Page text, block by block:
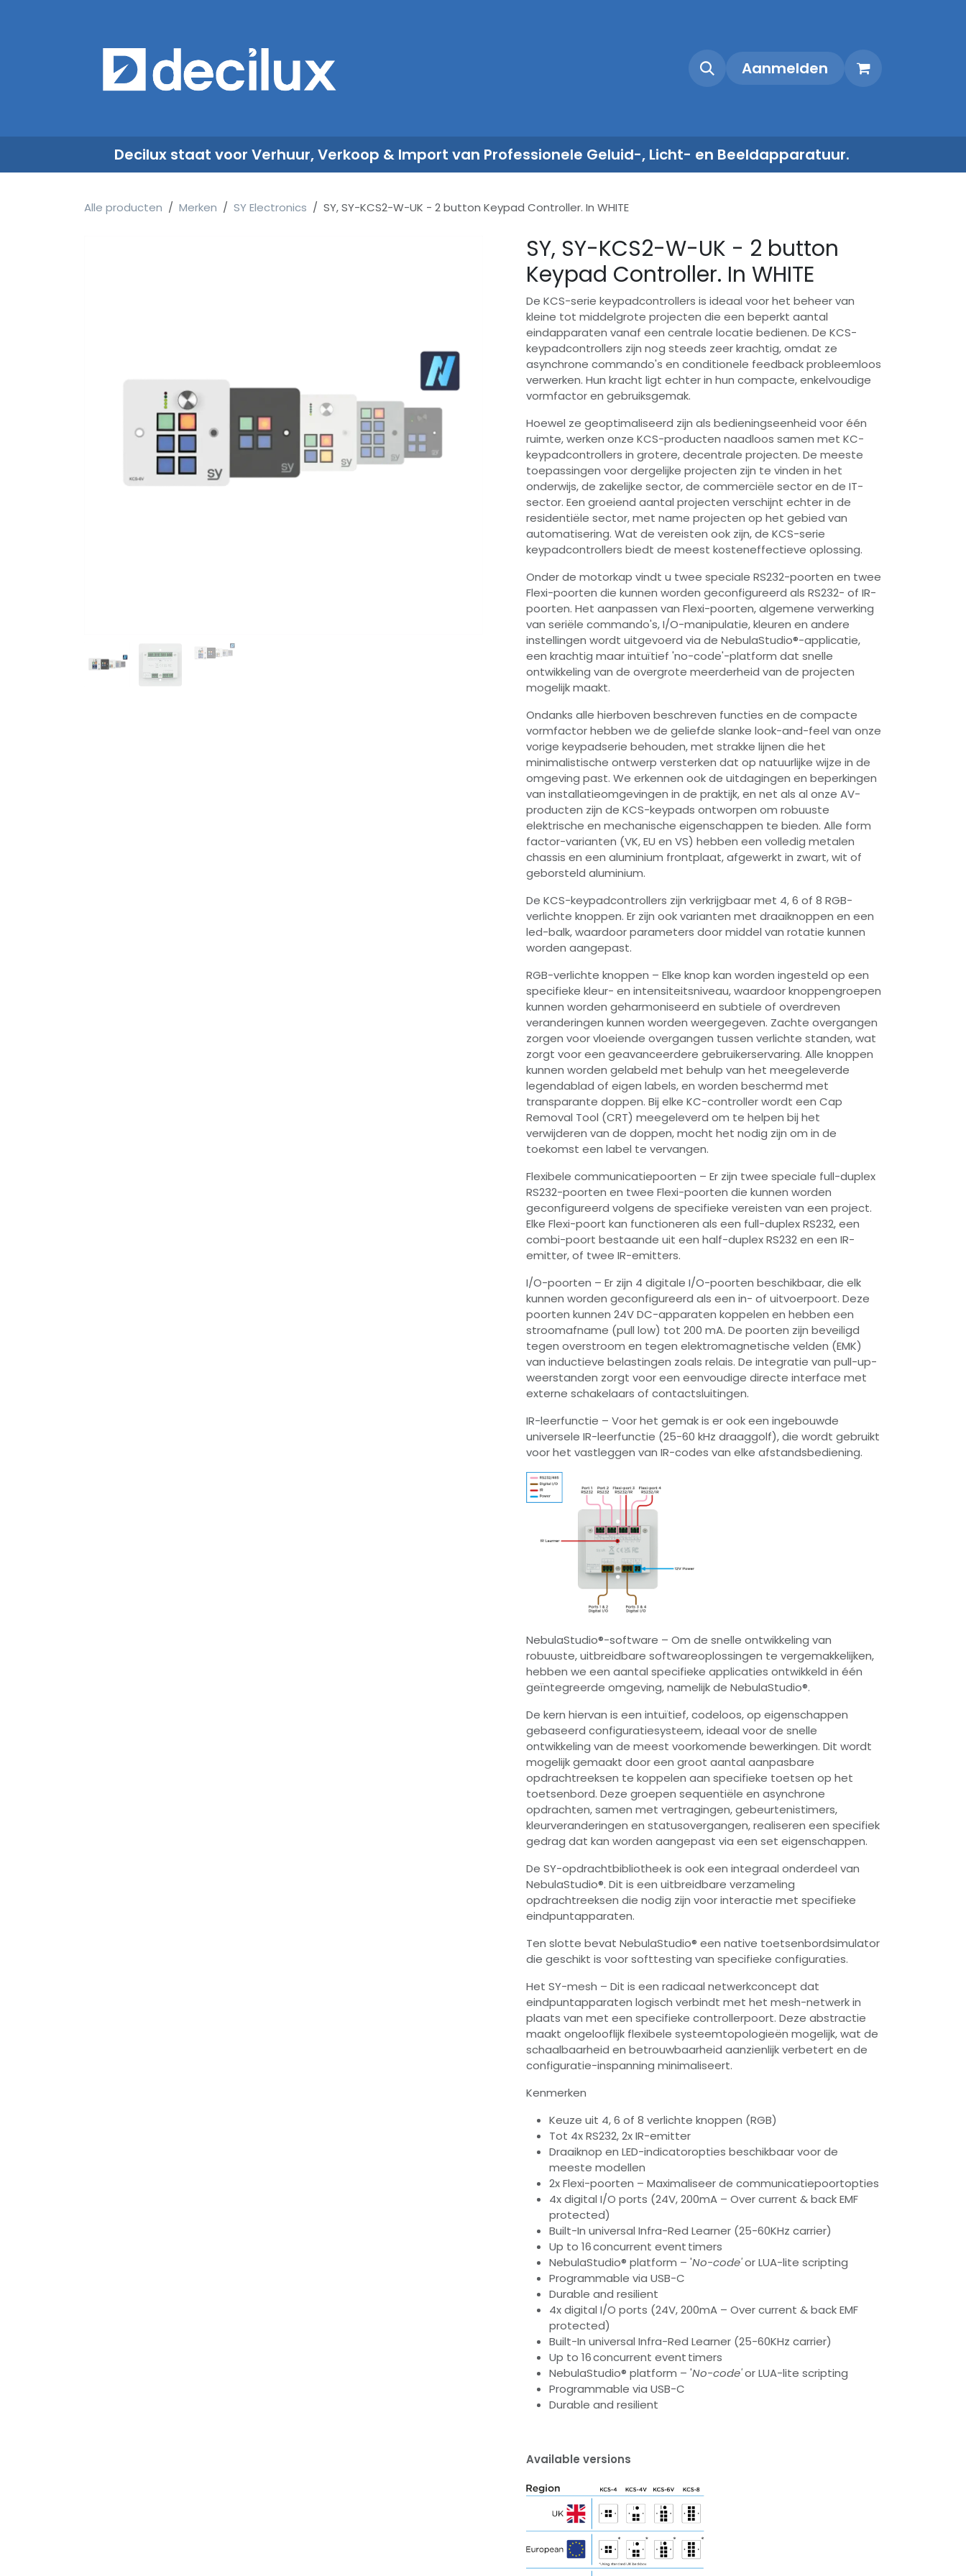
ContactAanmelden
Decilux staat voor Verhuur, Verkoop & Import van Professionele Geluid-, Licht- en Beeldapparatuur.
Alle producten Merken SY Electronics SY, SY-KCS2-W-UK - 2 button Keypad Controller. In WHITE
SY, SY-KCS2-W-UK - 2 button
Keypad Controller. In WHITE
De KCS-serie keypadcontrollers is ideaal voor het beheer van
kleine tot middelgrote projecten die een beperkt aantal
eindapparaten vanaf een centrale locatie bedienen. De KCS-
keypadcontrollers zijn nog steeds zeer krachtig, omdat ze
asynchrone commando's en conditionele feedback probleemloos
verwerken. Hun kracht ligt echter in hun compacte, enkelvoudige
vormfactor en gebruiksgemak.
Hoewel ze geoptimaliseerd zijn als bedieningseenheid voor één
ruimte, werken onze KCS-producten naadloos samen met KC-
keypadcontrollers in grotere, decentrale projecten. De meeste
toepassingen voor dergelijke projecten zijn te vinden in het
onderwijs, de zakelijke sector, de commerciële sector en de IT-
sector. Een groeiend aantal projecten verschijnt echter in de
residentiële sector, met name projecten op het gebied van
automatisering. Wat de vereisten ook zijn, de KCS-serie
keypadcontrollers biedt de meest kosteneffectieve oplossing.
Onder de motorkap vindt u twee speciale RS232-poorten en twee
Flexi-poorten die kunnen worden geconfigureerd als RS232- of IR-
poorten. Het aanpassen van Flexi-poorten, algemene verwerking
van seriële commando's, I/O-manipulatie, kleuren en andere
instellingen wordt uitgevoerd via de NebulaStudio®-applicatie,
een krachtig maar intuïtief 'no-code'-platform dat snelle
ontwikkeling van de overgrote meerderheid van de projecten
mogelijk maakt.
Ondanks alle hierboven beschreven functies en de compacte
vormfactor hebben we de geliefde slanke look-and-feel van onze
vorige keypadserie behouden, met strakke lijnen die het
minimalistische ontwerp versterken dat op natuurlijke wijze in de
omgeving past. We erkennen ook de uitdagingen en beperkingen
van installatieomgevingen in de praktijk, en net als al onze AV-
producten zijn de KCS-keypads ontworpen om robuuste
elektrische en mechanische eigenschappen te bieden. Alle form
factor-varianten (VK, EU en VS) hebben een volledig metalen
chassis en een aluminium frontplaat, afgewerkt in zwart, wit of
geborsteld aluminium.
De KCS-keypadcontrollers zijn verkrijgbaar met 4, 6 of 8 RGB-
verlichte knoppen. Er zijn ook varianten met draaiknoppen en een
led-balk, waardoor parameters door middel van rotatie kunnen
worden aangepast.
RGB-verlichte knoppen – Elke knop kan worden ingesteld op een
specifieke kleur- en intensiteitsniveau, waardoor knoppengroepen
kunnen worden geharmoniseerd en subtiele of overdreven
veranderingen kunnen worden weergegeven. Zachte overgangen
zorgen voor vloeiende overgangen tussen verlichte standen, wat
zorgt voor een geavanceerdere gebruikerservaring. Alle knoppen
kunnen worden gelabeld met behulp van het meegeleverde
legendablad of eigen labels, en worden beschermd met
transparante doppen. Bij elke KC-controller wordt een Cap
Removal Tool (CRT) meegeleverd om te helpen bij het
verwijderen van de doppen, mocht het nodig zijn om in de
toekomst een label te vervangen.
Flexibele communicatiepoorten – Er zijn twee speciale full-duplex
RS232-poorten en twee Flexi-poorten die kunnen worden
geconfigureerd volgens de specifieke vereisten van een project.
Elke Flexi-poort kan functioneren als een full-duplex RS232, een
combi-poort bestaande uit een half-duplex RS232 en een IR-
emitter, of twee IR-emitters.
I/O-poorten – Er zijn 4 digitale I/O-poorten beschikbaar, die elk
kunnen worden geconfigureerd als een in- of uitvoerpoort. Deze
poorten kunnen 24V DC-apparaten koppelen en hebben een
stroomafname (pull low) tot 200 mA. De poorten zijn beveiligd
tegen overstroom en tegen elektromagnetische velden (EMK)
van inductieve belastingen zoals relais. De integratie van pull-up-
weerstanden zorgt voor een eenvoudige directe interface met
externe schakelaars of contactsluitingen.
IR-leerfunctie – Voor het gemak is er ook een ingebouwde
universele IR-leerfunctie (25-60 kHz draaggolf), die wordt gebruikt
voor het vastleggen van IR-codes van elke afstandsbediening.
NebulaStudio®-software – Om de snelle ontwikkeling van
robuuste, uitbreidbare softwareoplossingen te vergemakkelijken,
hebben we een aantal specifieke applicaties ontwikkeld in één
geïntegreerde omgeving, namelijk de NebulaStudio®.
De kern hiervan is een intuïtief, codeloos, op eigenschappen
gebaseerd configuratiesysteem, ideaal voor de snelle
ontwikkeling van de meest voorkomende bewerkingen. Dit wordt
mogelijk gemaakt door een groot aantal aanpasbare
opdrachtreeksen te koppelen aan specifieke toetsen op het
toetsenbord. Deze groepen sequentiële en asynchrone
opdrachten, samen met vertragingen, gebeurtenistimers,
kleurveranderingen en statusovergangen, realiseren een specifiek
gedrag dat kan worden aangepast via een set eigenschappen.
De SY-opdrachtbibliotheek is ook een integraal onderdeel van
NebulaStudio®. Dit is een uitbreidbare verzameling
opdrachtreeksen die nodig zijn voor interactie met specifieke
eindpuntapparaten.
Ten slotte bevat NebulaStudio® een native toetsenbordsimulator
die geschikt is voor softtesting van specifieke configuraties.
Het SY-mesh – Dit is een radicaal netwerkconcept dat
eindpuntapparaten logisch verbindt met het mesh-netwerk in
plaats van met een specifieke controllerpoort. Deze abstractie
maakt ongelooflijk flexibele systeemtopologieën mogelijk, wat de
schaalbaarheid en betrouwbaarheid aanzienlijk verbetert en de
configuratie-inspanning minimaliseert.
Kenmerken
Keuze uit 4, 6 of 8 verlichte knoppen (RGB)
Tot 4x RS232, 2x IR-emitter
Draaiknop en LED-indicatoropties beschikbaar voor de
meeste modellen
2x Flexi-poorten – Maximaliseer de communicatiepoortopties
4x digital I/O ports (24V, 200mA – Over current & back EMF
protected)
Built-In universal Infra-Red Learner (25-60KHz carrier)
Up to 16 concurrent event timers
NebulaStudio® platform – 'No-code'or LUA-lite scripting
Programmable via USB-C
Durable and resilient
4x digital I/O ports (24V, 200mA – Over current & back EMF
protected)
Built-In universal Infra-Red Learner (25-60KHz carrier)
Up to 16 concurrent event timers
NebulaStudio® platform – 'No-code'or LUA-lite scripting
Programmable via USB-C
Durable and resilient
Available versions